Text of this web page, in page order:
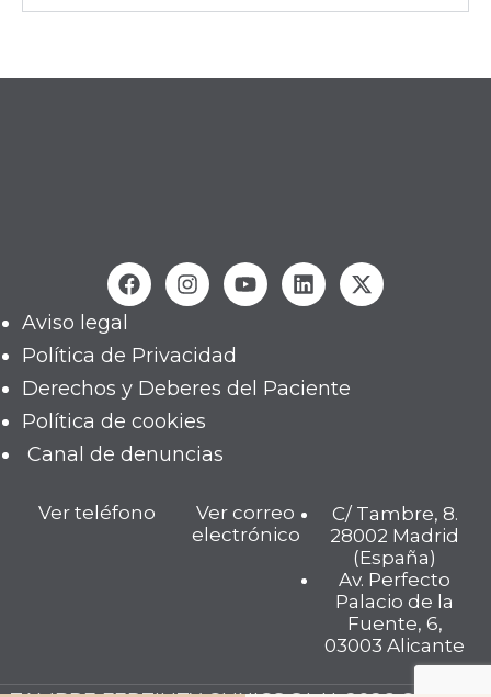
Aviso legal
Política de Privacidad
Derechos y Deberes del Paciente
Política de cookies
Canal de denuncias
Ver teléfono
Ver correo
electrónico
C/ Tambre, 8.
28002 Madrid
(España)
Av. Perfecto
Palacio de la
Fuente, 6,
03003 Alicante